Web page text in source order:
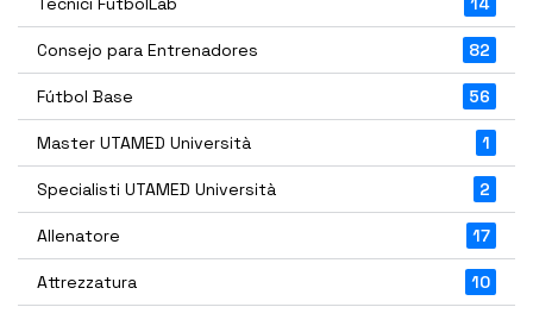
Consejo para Entrenadores 82
Fútbol Base 56
Master UTAMED Università 1
Specialisti UTAMED Università 2
Allenatore 17
Attrezzatura 10